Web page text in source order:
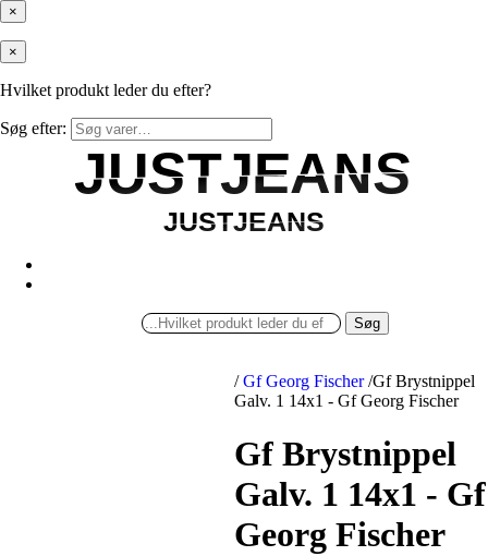
×
×
Hvilket produkt leder du efter?
Søg efter:
JUSTJEANS
JUSTJEANS
JUSTJEANS
JUSTJEANS
Søg
/ Gf Georg Fischer /Gf Brystnippel
Galv. 1 14x1 - Gf Georg Fischer
Gf Brystnippel
Galv. 1 14x1 - Gf
Georg Fischer